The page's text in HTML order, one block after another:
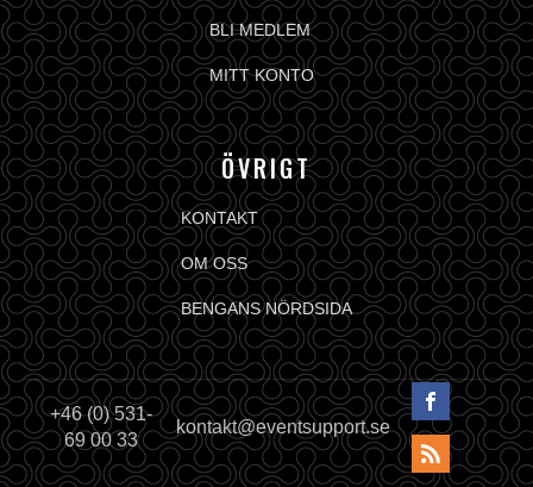
BLI MEDLEM
MITT KONTO
ÖVRIGT
KONTAKT
OM OSS
BENGANS NÖRDSIDA
+46 (0) 531-
69 00 33
kontakt@eventsupport.se